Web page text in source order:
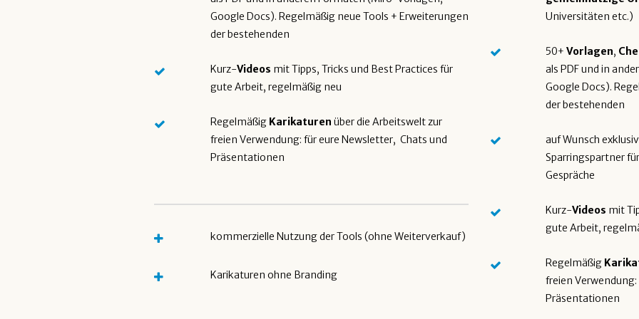
Google Docs). Regelmäßig neue Tools + Erweiterungen
der bestehenden
Kurz-Videos mit Tipps, Tricks und Best Practices für
gute Arbeit, regelmäßig neu
Regelmäßig Karikaturen über die Arbeitswelt zur
freien Verwendung: für eure Newsletter, Chats und
Präsentationen
kommerzielle Nutzung der Tools (ohne Weiterverkauf)
Karikaturen ohne Branding
Universitäten etc.)
50+Vorlagen,
als PDF und in
Google Docs).
der bestehenden
auf Wunsch
Sparringspartner
Gespräche
Kurz-Videos mit
gute Arbeit,
Regelmäßig
freien
Präsentationen